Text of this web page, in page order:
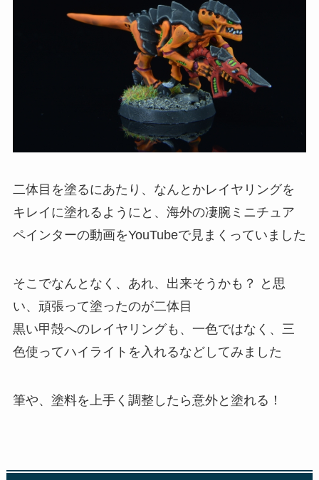
二体目を塗るにあたり、なんとかレイヤリングを
キレイに塗れるようにと、海外の凄腕ミニチュア
ペインターの動画をYouTubeで見まくっていました
そこでなんとなく、あれ、出来そうかも？ と思
い、頑張って塗ったのが二体目
黒い甲殻へのレイヤリングも、一色ではなく、三
色使ってハイライトを入れるなどしてみました
筆や、塗料を上手く調整したら意外と塗れる！